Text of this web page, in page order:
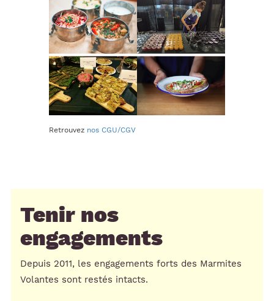
Retrouvez nos CGU/CGV
Tenir nos
engagements
Depuis 2011, les engagements forts des Marmites
Volantes sont restés intacts.